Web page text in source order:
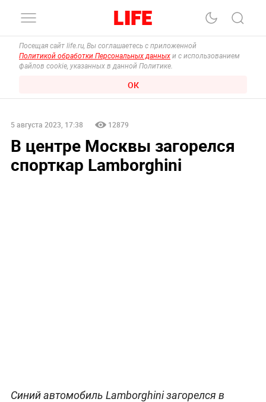
Посещая сайт life.ru, Вы соглашаетесь с приложенной
Политикой обработки Персональных данных и с использованием
файлов cookie, указанных в данной Политике.
ОК
5 августа 2023, 17:38 12879
В центре Москвы загорелся
спорткар Lamborghini
Синий автомобиль Lamborghini загорелся в